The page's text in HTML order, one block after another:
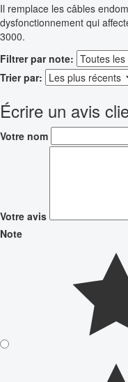
Il remplace les câbles
dysfonctionnement qui
3000.
Filtrer par note:
Trier par:
Écrire un avis
Votre nom
Votre avis
Note